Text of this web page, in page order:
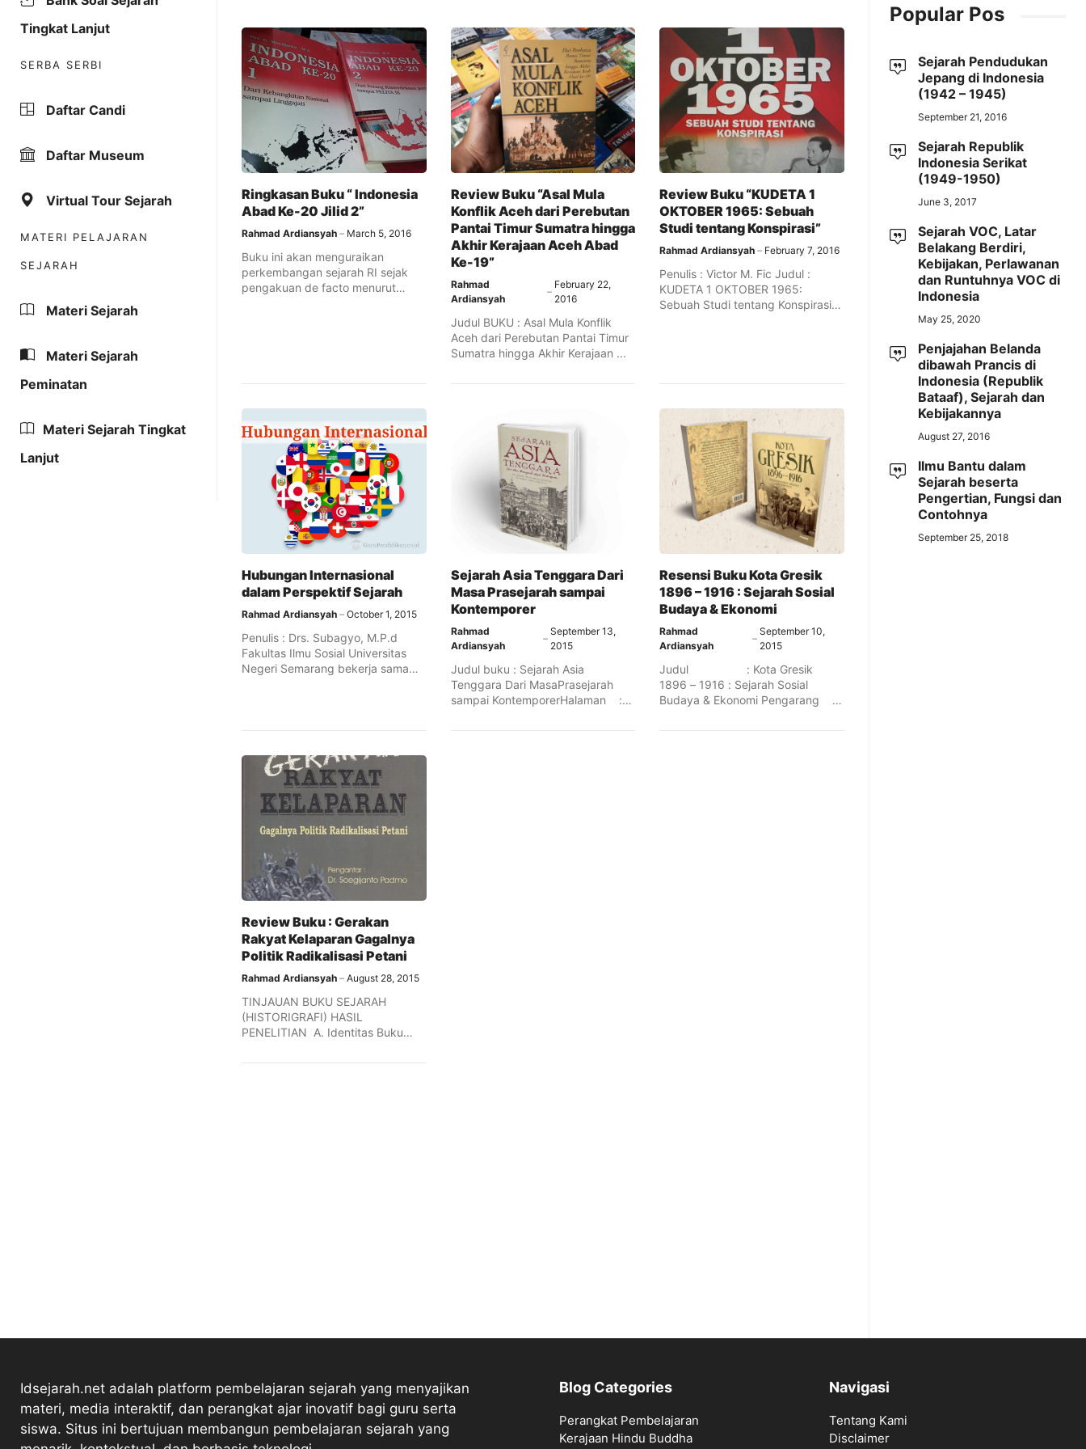
Ringkasan Buku “ Indonesia
Abad Ke-20 Jilid 2”
Rahmad Ardiansyah March 5, 2016
Buku ini akan menguraikan
perkembangan sejarah RI sejak
pengakuan de facto menurut
Review Buku “Asal Mula
Konflik Aceh dari Perebutan
Pantai Timur Sumatra hingga
Akhir Kerajaan Aceh Abad
Ke-19”
Rahmad
Ardiansyah
February 22,
2016
Judul BUKU : Asal Mula Konflik
Aceh dari Perebutan Pantai Timur
Sumatra hingga Akhir Kerajaan ...
Review Buku “KUDETA 1
OKTOBER 1965: Sebuah
Studi tentang Konspirasi”
Rahmad Ardiansyah February 7, 2016
Penulis : Victor M. Fic Judul :
KUDETA 1 OKTOBER 1965:
Sebuah Studi tentang Konspirasi.
Hubungan Internasional
dalam Perspektif Sejarah
Rahmad Ardiansyah October 1, 2015
Penulis : Drs. Subagyo, M.P.d
Fakultas Ilmu Sosial Universitas
Negeri Semarang bekerja sama
Sejarah Asia Tenggara Dari
Masa Prasejarah sampai
Kontemporer
Rahmad
Ardiansyah
September 13,
2015
Judul buku : Sejarah Asia
Tenggara Dari MasaPrasejarah
sampai KontemporerHalaman :
Resensi Buku Kota Gresik
1896 – 1916 : Sejarah Sosial
Budaya & Ekonomi
Rahmad
Ardiansyah
September 10,
2015
Judul : Kota Gresik
1896 – 1916 : Sejarah Sosial
Budaya & Ekonomi Pengarang
Review Buku : Gerakan
Rakyat Kelaparan Gagalnya
Politik Radikalisasi Petani
Rahmad Ardiansyah August 28, 2015
TINJAUAN BUKU SEJARAH
(HISTORIGRAFI) HASIL
PENELITIAN A. Identitas Buku
Rakyat ...
Tingkat Lanjut
SERBA SERBI
Daftar Candi
Daftar Museum
Virtual Tour Sejarah
MATERI PELAJARAN
SEJARAH
Materi Sejarah
Materi Sejarah
Peminatan
Materi Sejarah Tingkat
Lanjut
Popular Pos
Sejarah Pendudukan
Jepang di Indonesia
(1942 – 1945)
September 21, 2016
Sejarah Republik
Indonesia Serikat
(1949-1950)
June 3, 2017
Sejarah VOC, Latar
Belakang Berdiri,
Kebijakan, Perlawanan
dan Runtuhnya VOC di
Indonesia
May 25, 2020
Penjajahan Belanda
dibawah Prancis di
Indonesia (Republik
Bataaf), Sejarah dan
Kebijakannya
August 27, 2016
Ilmu Bantu dalam
Sejarah beserta
Pengertian, Fungsi dan
Contohnya
September 25, 2018
Idsejarah.net adalah platform pembelajaran sejarah yang menyajikan
materi, media interaktif, dan perangkat ajar inovatif bagi guru serta
siswa. Situs ini bertujuan membangun pembelajaran sejarah yang
Blog Categories
Perangkat Pembelajaran
Kerajaan Hindu Buddha
Navigasi
Tentang Kami
Disclaimer